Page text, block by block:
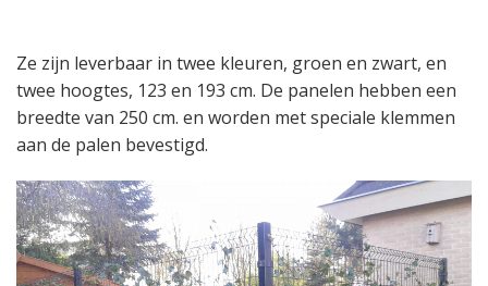
Ze zijn leverbaar in twee kleuren, groen en zwart, en
twee hoogtes, 123 en 193 cm. De panelen hebben een
breedte van 250 cm. en worden met speciale klemmen
aan de palen bevestigd.